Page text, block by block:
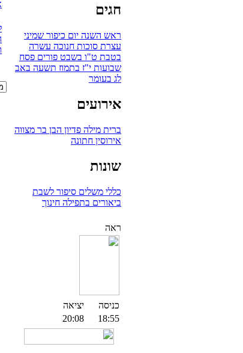
חגים
ראש השנה יום כיפור שמיני
עצרת סוכות חנוכה עשרה
בטבת ט"ו בשבט פורים פסח
שבועות י"ז בתמוז תשעה באב
לג בעומר
אירועים
ברית מילה פדיון הבן בר מצווה
אירוסין חתונה
שונות
כללי משלים סיפור לשבת
ביאורים בתפילה חינוך
ראה
כניסה
יציאה
18:55
20:08